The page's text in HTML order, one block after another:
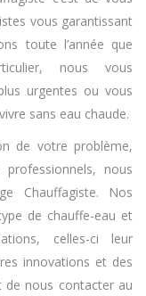
vous garantissant
toute l’année que
nous vous
urgentes ou vous
sans eau chaude.
de votre problème,
nous
Chauffagiste. Nos
de chauffe-eau et
celles-ci leur
innovations et des
de nous contacter au